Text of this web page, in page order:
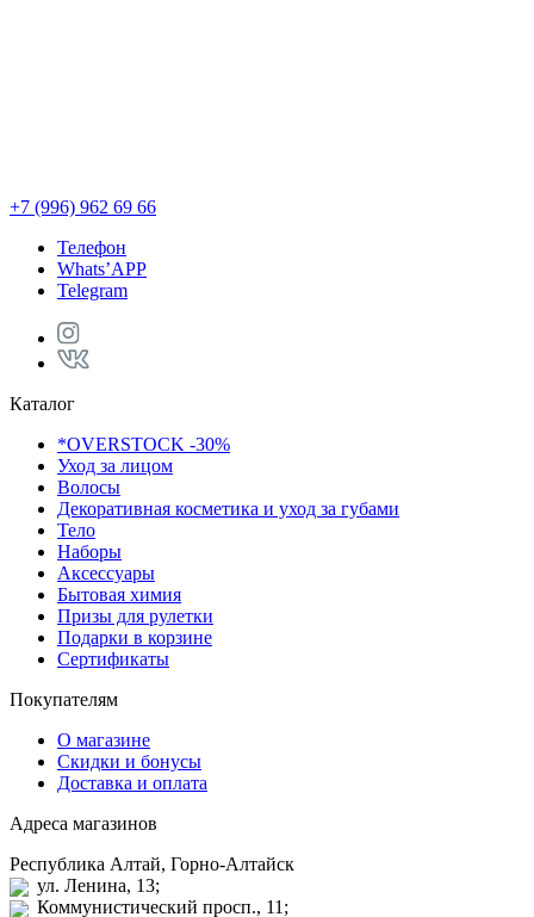
+7 (996) 962 69 66
Телефон
Whats’APP
Telegram
Каталог
*OVERSTOCK -30%
Уход за лицом
Волосы
Декоративная косметика и уход за губами
Тело
Наборы
Аксессуары
Бытовая химия
Призы для рулетки
Подарки в корзине
Сертификаты
Покупателям
О магазине
Скидки и бонусы
Доставка и оплата
Адреса магазинов
Республика Алтай, Горно-Алтайск
ул. Ленина, 13;
Коммунистический просп., 11;